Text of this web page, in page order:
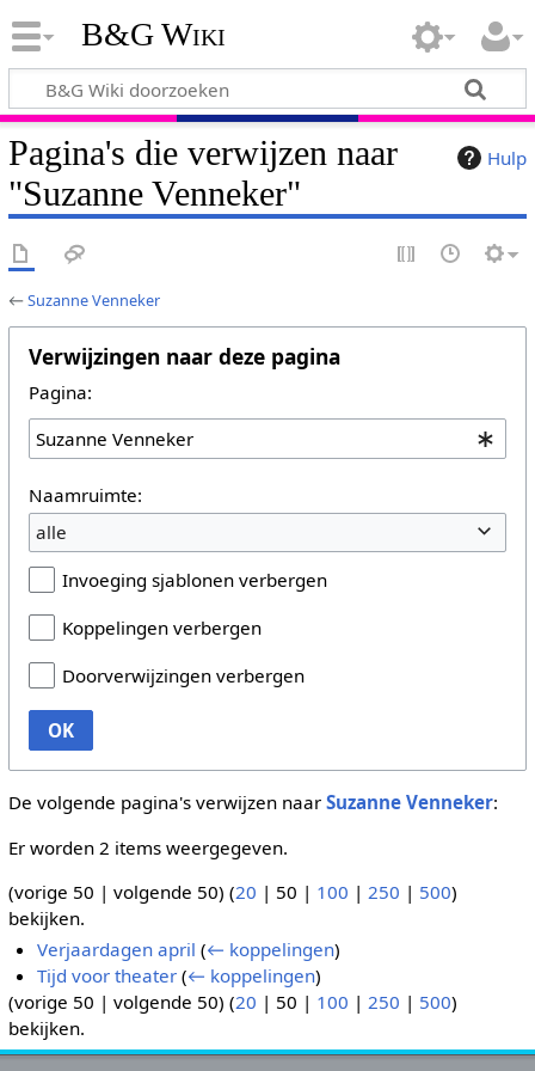
B&G Wiki
Hulp
Pagina's die verwijzen naar
"Suzanne Venneker"
←Suzanne Venneker
Verwijzingen naar deze pagina
Pagina:
Naamruimte:
alle
Invoeging sjablonen verbergen
Koppelingen verbergen
Doorverwijzingen verbergen
OK
De volgende pagina's verwijzen naar Suzanne Venneker:
Er worden 2 items weergegeven.
(vorige 50 | volgende 50) (20 | 50 | 100 | 250 | 500)
bekijken.
Verjaardagen april (← koppelingen)
Tijd voor theater (← koppelingen)
(vorige 50 | volgende 50) (20 | 50 | 100 | 250 | 500)
bekijken.